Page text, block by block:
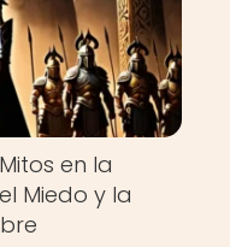
en la
Miedo y la